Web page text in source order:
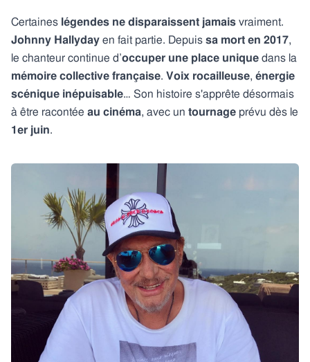
Certaines légendes ne disparaissent jamais vraiment.
Johnny Hallyday en fait partie. Depuis sa mort en 2017,
le chanteur continue d’occuper une place unique dans la
mémoire collective française. Voix rocailleuse, énergie
scénique inépuisable… Son histoire s'apprête désormais
à être racontée au cinéma, avec un tournage prévu dès le
1er juin.